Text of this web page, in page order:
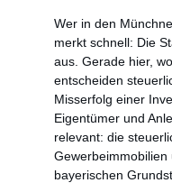
Wer in den
merkt schnell: Die
aus. Gerade hier,
entscheiden
Misserfolg einer
Eigentümer und
relevant: die
Gewerbeimmobilien
bayerischen